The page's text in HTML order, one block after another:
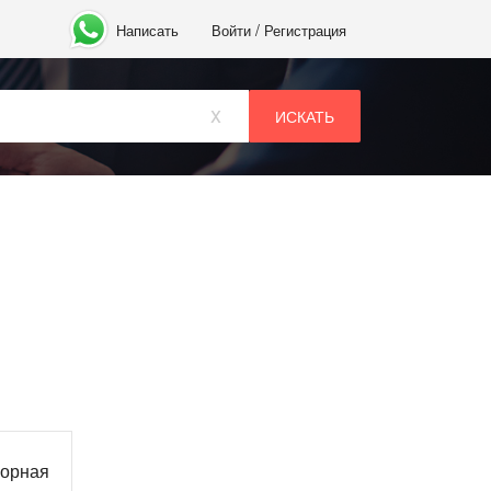
Написать Войти / Регистрация
x